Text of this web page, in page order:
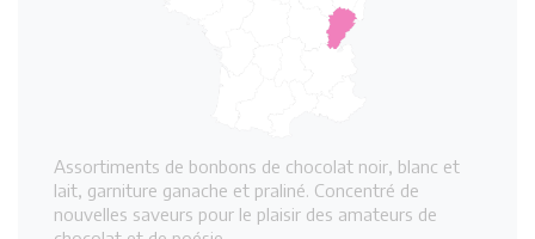
Assortiments de bonbons de chocolat noir, blanc et
lait, garniture ganache et praliné. Concentré de
nouvelles saveurs pour le plaisir des amateurs de